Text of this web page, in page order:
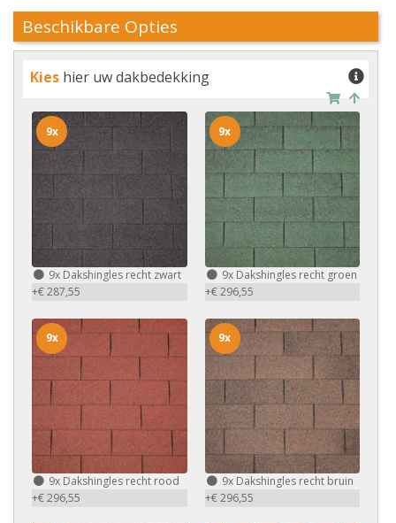
Beschikbare Opties
Kies hier uw dakbedekking
9x Dakshingles recht zwart
+€ 287,55
9x
9xDakshingles recht groen
+€ 296,55
9x
9x Dakshingles recht rood
+€ 296,55
9x
9xDakshingles recht bruin
+€ 296,55
9x